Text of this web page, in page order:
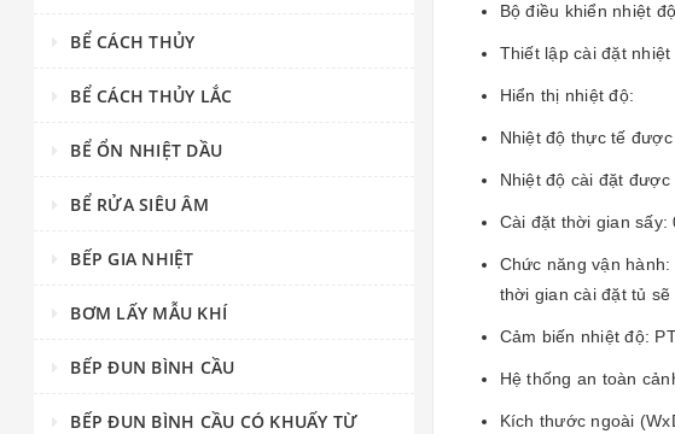
Bộ điều khiển nhiệt
Thiết lập cài đặt
Hiển thị nhiệt độ:
Nhiệt độ thực tế
Nhiệt độ cài đặt
Cài đặt thời gian sấy:
Chức năng vận
thời gian cài đặt tủ
Cảm biến nhiệt độ:
Hệ thống an toàn
Kích thước ngoài
BỂ CÁCH THỦY
BỂ CÁCH THỦY LẮC
BỂ ỔN NHIỆT DẦU
BỂ RỬA SIÊU ÂM
BẾP GIA NHIỆT
BƠM LẤY MẪU KHÍ
BẾP ĐUN BÌNH CẦU
BẾP ĐUN BÌNH CẦU CÓ KHUẤY TỪ